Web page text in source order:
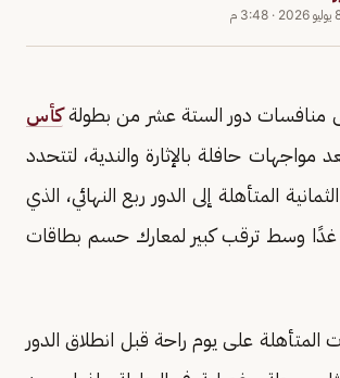
· 3:48 م
منافسات دور الستة عشر من بطولةكأس
مواجهات حافلة بالإثارة والندية، لتتحدد
المتأهلة إلى الدور ربع النهائي، الذي
غدًا وسط ترقب كبير لمعارك حسم بطاقات
المتأهلة على يوم راحة قبل انطلاق الدور